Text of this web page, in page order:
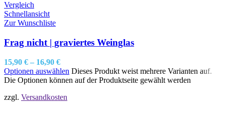
Vergleich
Schnellansicht
Zur Wunschliste
Frag nicht | graviertes Weinglas
15,90 € – 16,90 €
Optionen auswählen Dieses Produkt weist mehrere Varianten auf.
Die Optionen können auf der Produktseite gewählt werden
zzgl. Versandkosten